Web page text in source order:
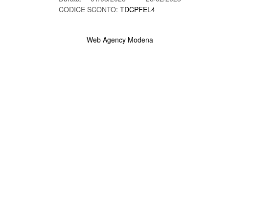
CODICE SCONTO: TDCPFEL4
Web Agency Modena